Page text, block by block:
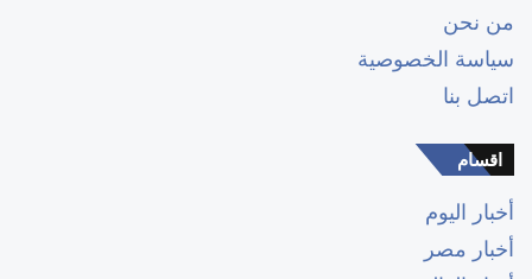
من نحن
سياسة الخصوصية
اتصل بنا
اقسام
أخبار اليوم
أخبار مصر